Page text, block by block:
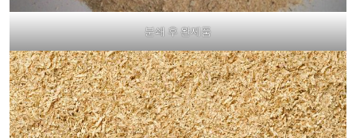
분쇄 후 완제품